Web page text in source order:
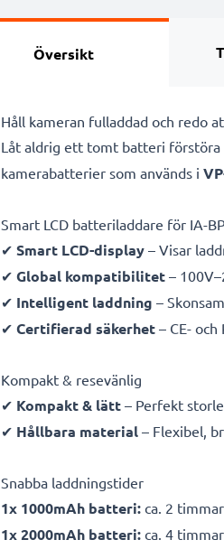
Översikt
Håll kameran fulladdad och redo
Låt aldrig ett tomt batteri
kamerabatterier som används i
Smart LCD batteriladdare för IA-
✔ Smart LCD-display – Visar
✔ Global kompatibilitet –
✔ Intelligent laddning –
✔ Certifierad säkerhet – CE-
Kompakt & resevänlig
✔ Kompakt & lätt – Perfekt
✔ Hållbara material – Flexibel,
Snabba laddningstider
1x 1000mAh batteri: ca. 2 timmar
1x 2000mAh batteri: ca. 4 timmar